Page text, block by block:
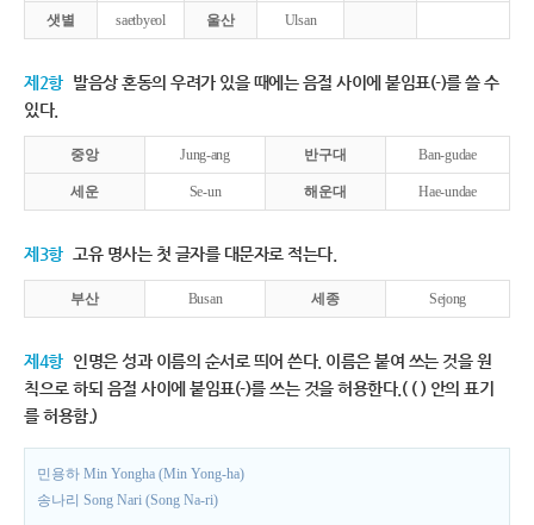
샛별 saetbyeol 울산 Ulsan
제2항 발음상 혼동의 우려가 있을 때에는 음절 사이에 붙임표(-)를 쓸 수
있다.
중앙 Jung-ang 반구대 Ban-gudae
세운 Se-un 해운대 Hae-undae
제3항 고유 명사는 첫 글자를 대문자로 적는다.
부산 Busan 세종 Sejong
제4항 인명은 성과 이름의 순서로 띄어 쓴다. 이름은 붙여 쓰는 것을 원
칙으로 하되 음절 사이에 붙임표(-)를 쓰는 것을 허용한다.( ( ) 안의 표기
를 허용함.)
민용하 Min Yongha (Min Yong-ha)
송나리 Song Nari (Song Na-ri)